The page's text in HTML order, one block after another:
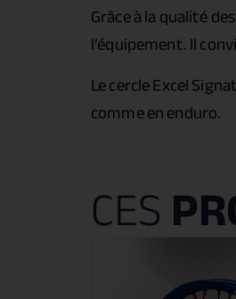
Grâce à la qualité
l’équipement. Il
Le cercle Excel
comme en enduro.
CES